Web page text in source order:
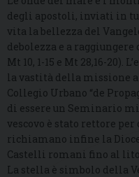
degli apostoli, inviati in
vita la bellezza del
debolezza e a
Mt 10, 1-15 e Mt 28,16-20).
la vastità della missione
Collegio Urbano “de
di essere un Seminario
vescovo è stato rettore
richiamano infine la
Castelli romani fino al
La stella è simbolo della